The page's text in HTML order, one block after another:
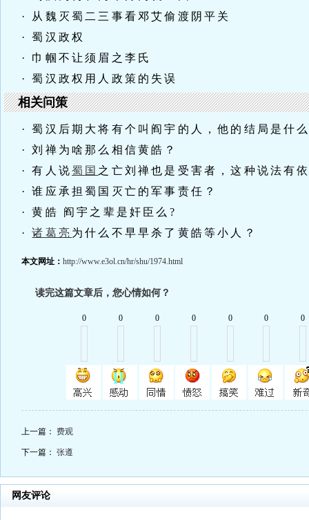
· 从魏灭蜀二三事看邓艾偷渡阴平关
· 蜀汉政权
· 巾帼不让须眉之李氏
· 蜀汉政权用人政策的失误
相关问策
· 蜀汉后期大将有个叫阎宇的人，他的结局是什
· 刘禅为啥那么相信黄皓？
· 有人说蜀国 之亡刘禅也是受害者，这种说法有
· 谁应承担蜀国灭亡的军事责任？
· 黄皓 阎宇之辈是奸臣么?
·诸葛亮 为什么不早早杀了黄皓等小人？
本文网址： http://www.e3ol.cn/hr/shu/1974.html
读完这篇文章后，您心情如何？
0 0 0 0 0 0 0
上一篇： 费观
下一篇： 张遵
网友评论